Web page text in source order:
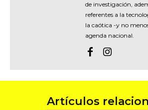
de investigación,
referentes a la
la caótica -y no
agenda nacional.
Artículos